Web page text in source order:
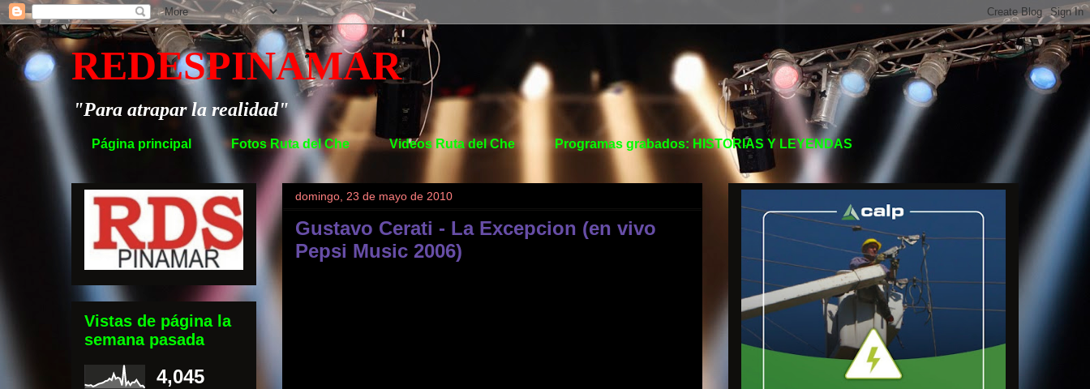
REDESPINAMAR
"Para atrapar la realidad"
Página principal Fotos Ruta del Che Videos Ruta del Che Programas grabados: HISTORIAS Y LEYENDAS
domingo, 23 de mayo de 2010
Gustavo Cerati - La Excepcion (en vivo
Pepsi Music 2006)
Vistas de página la
semana pasada
4,045